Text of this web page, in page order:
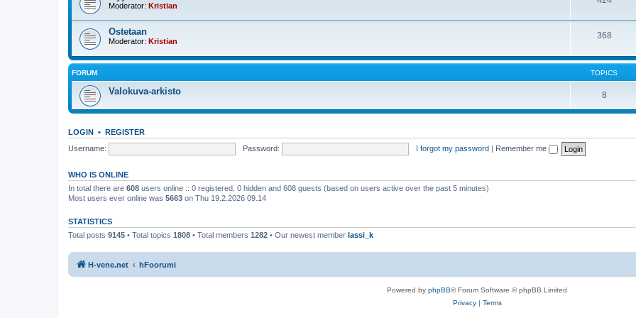
Moderator: Kristian
Ostetaan
Moderator: Kristian
368
FORUM TOPICS
Valokuva-arkisto 8
LOGIN • REGISTER
Username:
Password: I forgot my password | Remember me
WHO IS ONLINE
In total there are 608 users online :: 0 registered, 0 hidden and 608 guests (based on users active over the past 5 minutes)
Most users ever online was 5663 on Thu 19.2.2026 09.14
STATISTICS
Total posts 9145 • Total topics 1808 • Total members 1282 • Our newest member lassi_k
H-vene.net hFoorumi
Powered by phpBB® Forum Software © phpBB Limited
Privacy| Terms